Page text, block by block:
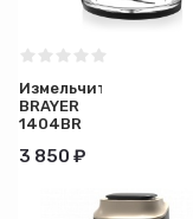
Комплектация
Конструкция
Измельчитель
BRAYER
1404BR
3 850 ₽